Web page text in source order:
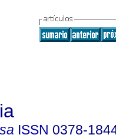
ISSN 0378-